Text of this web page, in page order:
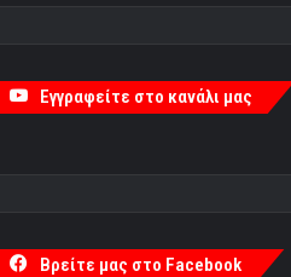
Εγγραφείτε στο κανάλι μας
Βρείτε μας στο Facebook